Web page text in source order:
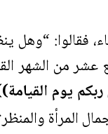
“وهل
عشر من الشهر
يوم
المرأة